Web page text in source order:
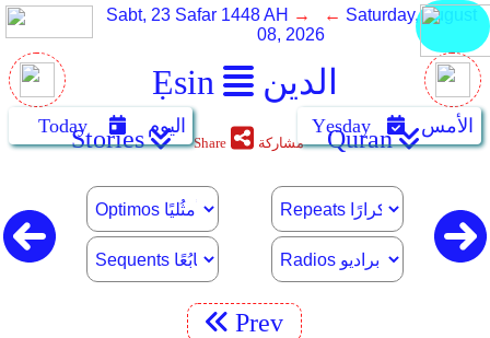
Ẹsin الدين
Sabt, 23 Safar 1448 AH → ← Saturday, August
08, 2026
Today اليوم Yẹsday الأمس Stories Share مشاركة Quran
Prev